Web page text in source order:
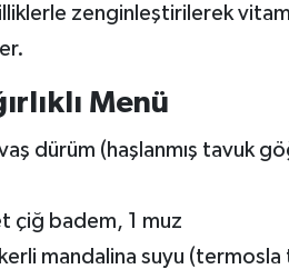
zenginleştirilerek
Menü
dürüm (haşlanmış tavuk
çiğ badem, 1 muz
mandalina suyu (termosla